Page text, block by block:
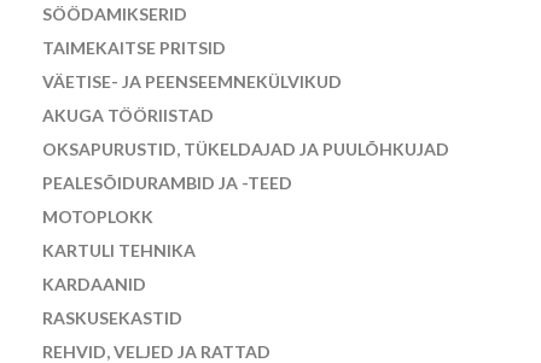
SÖÖDAMIKSERID
TAIMEKAITSE PRITSID
VÄETISE- JA PEENSEEMNEKÜLVIKUD
AKUGA TÖÖRIISTAD
OKSAPURUSTID, TÜKELDAJAD JA PUULÕHKUJAD
PEALESÕIDURAMBID JA -TEED
MOTOPLOKK
KARTULI TEHNIKA
KARDAANID
RASKUSEKASTID
REHVID, VELJED JA RATTAD